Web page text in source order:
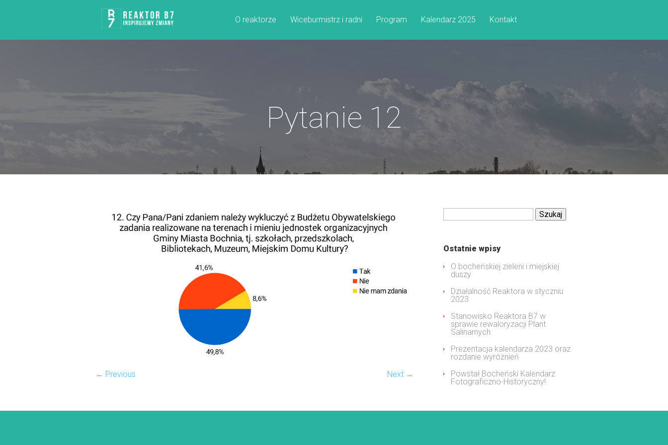
O reaktorze Wiceburmistrz i radni Program Kalendarz 2025 Kontakt
Pytanie 12
← Previous Next →
Szukaj:
Ostatnie wpisy
O bocheńskiej zieleni i miejskiej
duszy
Działalność Reaktora w styczniu
2023
Stanowisko Reaktora B7 w
sprawie rewaloryzacji Plant
Salinarnych
Prezentacja kalendarza 2023 oraz
rozdanie wyróżnień
Powstał Bocheński Kalendarz
Fotograficzno-Historyczny!